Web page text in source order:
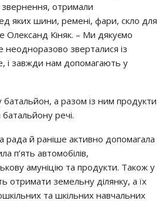
отримали
яких шини, ремені, фари, скло для
Олександ Кіняк. – Ми дякуємо
неодноразово зверталися із
і завжди нам допомагають у
а разом із ним продукти
батальйону речі.
рада й раніше активно допомагала
п’ять автомобілів,
амуніцію та продукти. Також у
отримати земельну ділянку, а їх
та шкільних навчальних